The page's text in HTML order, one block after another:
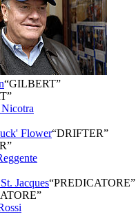
“GILBERT”
Flower“DRIFTER”
Jacques“PREDICATORE”